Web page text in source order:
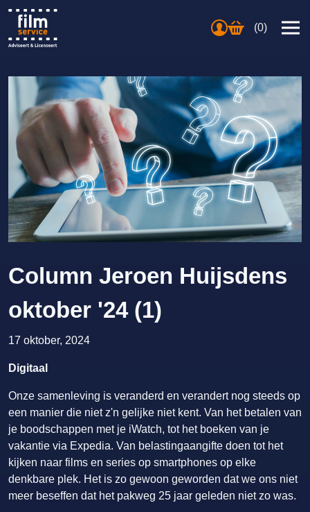
(0)
Column Jeroen Huijsdens
oktober '24 (1)
17 oktober, 2024
Digitaal
Onze samenleving is veranderd en verandert nog steeds op
een manier die niet z'n gelijke niet kent. Van het betalen van
je boodschappen met je iWatch, tot het boeken van je
vakantie via Expedia. Van belastingaangifte doen tot het
kijken naar films en series op smartphones op elke
denkbare plek. Het is zo gewoon geworden dat we ons niet
meer beseffen dat het pakweg 25 jaar geleden niet zo was.